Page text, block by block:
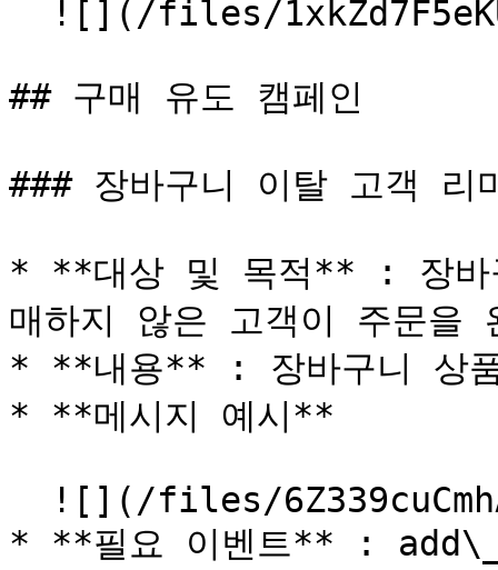
## 구매 유도 캠페인
### 장바구니 이탈 고객 리
* **대상 및 목적** : 장바
매하지 않은 고객이 주문을
* **내용** : 장바구니 상
* **메시지 예시**
* **필요 이벤트** :